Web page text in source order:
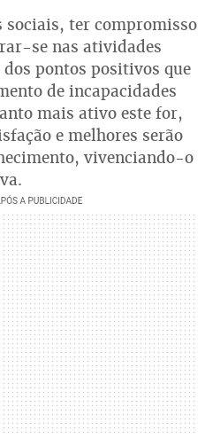
sociais, ter compromisso
se nas atividades
pontos positivos que
de incapacidades
mais ativo este for,
e melhores serão
vivenciando-o